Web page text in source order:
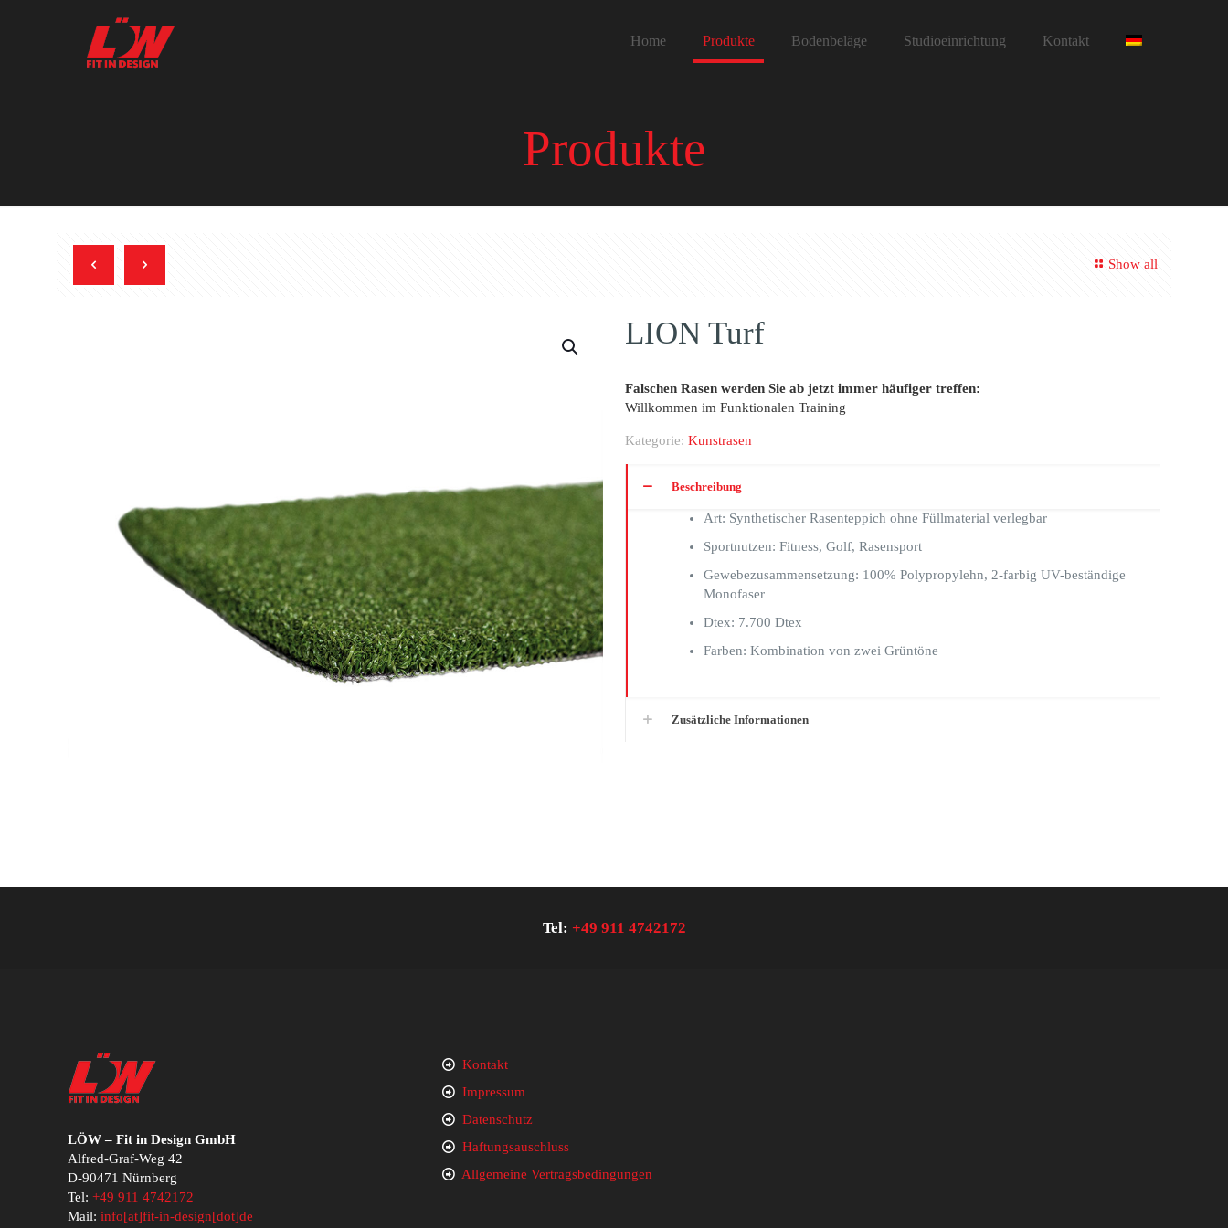
Home Produkte Bodenbeläge Studioeinrichtung Kontakt
Produkte
Show all
LION Turf
Falschen Rasen werden Sie ab jetzt immer häufiger treffen:
Willkommen im Funktionalen Training
Kategorie: Kunstrasen
Beschreibung
Art: Synthetischer Rasenteppich ohne Füllmaterial verlegbar
Sportnutzen: Fitness, Golf, Rasensport
Gewebezusammensetzung: 100% Polypropylehn, 2-farbig UV-beständige
Monofaser
Dtex: 7.700 Dtex
Farben: Kombination von zwei Grüntöne
Zusätzliche Informationen
Tel: +49 911 4742172
LÖW – Fit in Design GmbH
Alfred-Graf-Weg 42
D-90471 Nürnberg
Tel: +49 911 4742172
Mail: info[at]fit-in-design[dot]de
Kontakt
Impressum
Datenschutz
Haftungsauschluss
Allgemeine Vertragsbedingungen